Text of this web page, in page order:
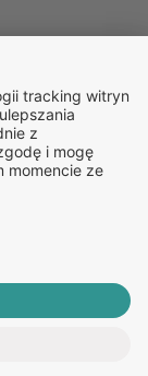
jest
z dnia 15
do
leczniczą pod